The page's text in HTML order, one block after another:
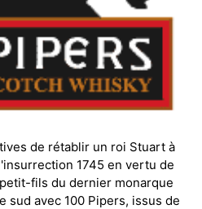
de rétablir un roi Stuart à
1745 en vertu de
fils du dernier monarque
sud avec 100 Pipers, issus de